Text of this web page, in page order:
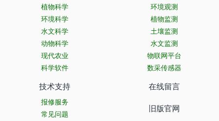
植物科学
环境科学
水文科学
动物科学
现代农业
科学软件
环境观测
植物监测
土壤监测
水文监测
物联网平台
数采传感器
技术支持
报修服务
常见问题
在线留言
旧版官网